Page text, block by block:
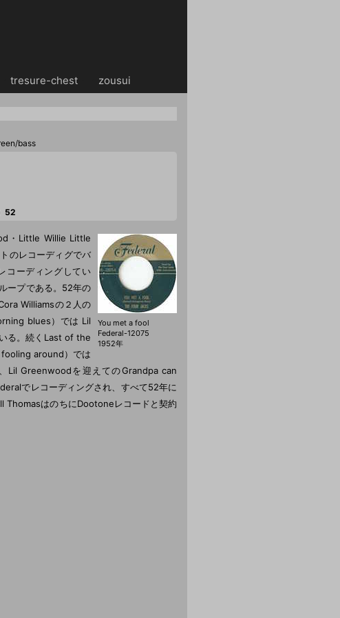
tresure-chest・・ zousui
bass
52
You met a fool
Federal-12075
1952年
・Little Willie Little
のレコーディグでバ
コーディングしてい
ープである。52年の
Williamsの２人の
blues）では Lil
る。続くLast of the
around）では
Lil Greenwoodを迎えてのGrandpa can
でレコーディングされ、すべて52年に
ThomasはのちにDootoneレコードと契約